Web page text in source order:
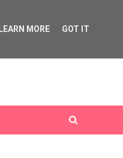
LEARN MORE GOT IT